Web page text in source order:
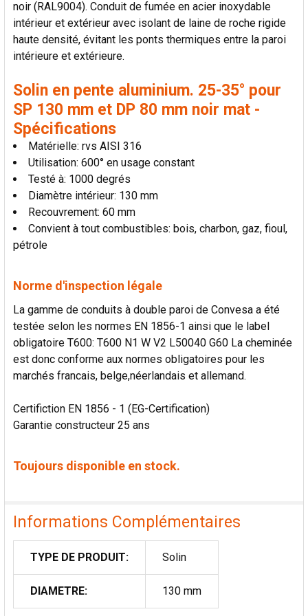
AJOUTER
LA
SÉLECTION
AU PANIER
noir (RAL9004). Conduit de fumée en acier inoxydable
intérieur et extérieur avec isolant de laine de roche rigide
haute densité, évitant les ponts thermiques entre la paroi
intérieure et extérieure.
Solin en pente aluminium. 25-35° pour
SP 130 mm et DP 80 mm noir mat -
Spécifications
Matérielle: rvs AISI 316
Utilisation: 600° en usage constant
Testé à: 1000 degrés
Diamètre intérieur: 130 mm
Recouvrement: 60 mm
Convient à tout combustibles: bois, charbon, gaz, fioul,
pétrole
Norme d'inspection légale
La gamme de conduits à double paroi de Convesa a été
testée selon les normes EN 1856-1 ainsi que le label
obligatoire T600: T600 N1 W V2 L50040 G60 La cheminée
est donc conforme aux normes obligatoires pour les
marchés francais, belge,néerlandais et allemand.
Certifiction EN 1856 - 1 (EG-Certification)
Garantie constructeur 25 ans
Toujours disponible en stock.
Informations Complémentaires
TYPE DE PRODUIT: Solin
DIAMETRE: 130 mm